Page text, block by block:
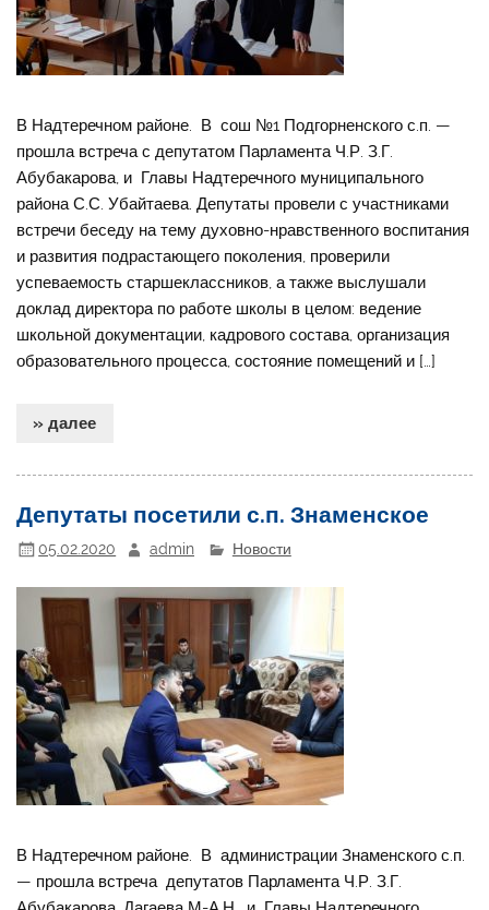
В Надтеречном районе. В сош №1 Подгорненского с.п. —
прошла встреча с депутатом Парламента Ч.Р. З.Г.
Абубакарова, и Главы Надтеречного муниципального
района С.С. Убайтаева. Депутаты провели с участниками
встречи беседу на тему духовно-нравственного воспитания
и развития подрастающего поколения, проверили
успеваемость старшеклассников, а также выслушали
доклад директора по работе школы в целом: ведение
школьной документации, кадрового состава, организация
образовательного процесса, состояние помещений и […]
» далее
Депутаты посетили с.п. Знаменское
05.02.2020 admin Новости
В Надтеречном районе. В администрации Знаменского с.п.
— прошла встреча депутатов Парламента Ч.Р. З.Г.